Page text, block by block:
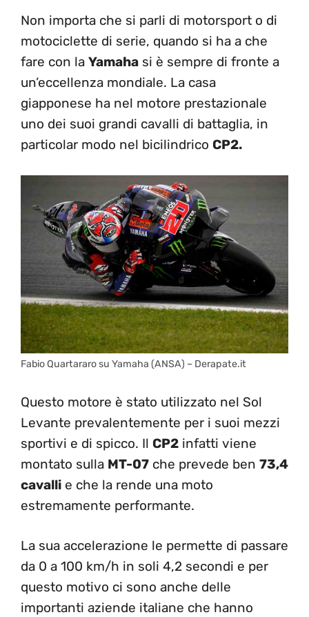
Non importa che si parli di motorsport o di
motociclette di serie, quando si ha a che
fare con la Yamaha si è sempre di fronte a
un’eccellenza mondiale. La casa
giapponese ha nel motore prestazionale
uno dei suoi grandi cavalli di battaglia, in
particolar modo nel bicilindrico CP2.
Fabio Quartararo su Yamaha (ANSA) – Derapate.it
Questo motore è stato utilizzato nel Sol
Levante prevalentemente per i suoi mezzi
sportivi e di spicco. Il CP2 infatti viene
montato sulla MT-07 che prevede ben 73,4
cavalli e che la rende una moto
estremamente performante.
La sua accelerazione le permette di passare
da 0 a 100 km/h in soli 4,2 secondi e per
questo motivo ci sono anche delle
importanti aziende italiane che hanno